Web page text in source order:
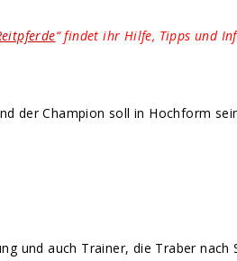
“ findet ihr Hilfe, Tipps und
der Champion soll in Hochform
und auch Trainer, die Traber